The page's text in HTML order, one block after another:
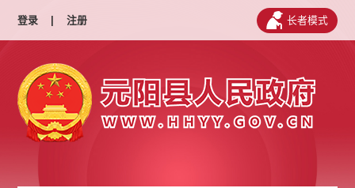
登录 | 注册 长者模式